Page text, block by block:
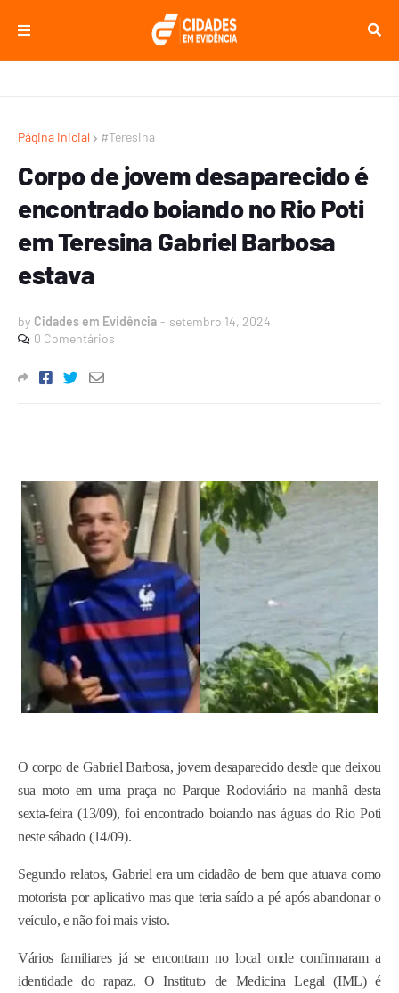
Página inicial #Teresina
Corpo de jovem desaparecido é
encontrado boiando no Rio Poti
em Teresina Gabriel Barbosa
estava
by Cidades em Evidência - setembro 14, 2024
0 Comentários
O corpo de Gabriel Barbosa, jovem desaparecido desde que deixou
sua moto em uma praça no Parque Rodoviário na manhã desta
sexta-feira (13/09), foi encontrado boiando nas águas do Rio Poti
neste sábado (14/09).
Segundo relatos, Gabriel era um cidadão de bem que atuava como
motorista por aplicativo mas que teria saído a pé após abandonar o
veículo, e não foi mais visto.
Vários familiares já se encontram no local onde confirmaram a
identidade do rapaz. O Instituto de Medicina Legal (IML) é